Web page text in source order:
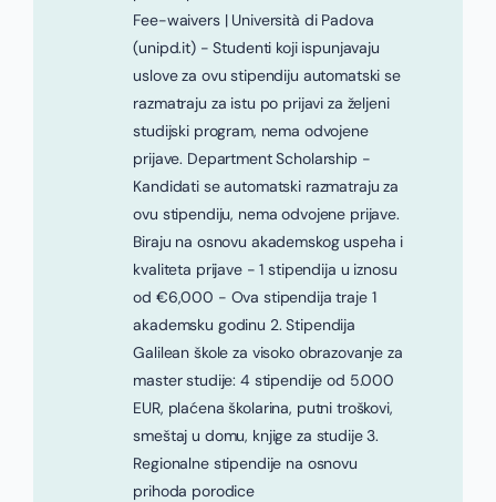
Fee-waivers | Università di Padova
(unipd.it) - Studenti koji ispunjavaju
uslove za ovu stipendiju automatski se
razmatraju za istu po prijavi za željeni
studijski program, nema odvojene
prijave. Department Scholarship -
Kandidati se automatski razmatraju za
ovu stipendiju, nema odvojene prijave.
Biraju na osnovu akademskog uspeha i
kvaliteta prijave - 1 stipendija u iznosu
od €6,000 - Ova stipendija traje 1
akademsku godinu 2. Stipendija
Galilean škole za visoko obrazovanje za
master studije: 4 stipendije od 5.000
EUR, plaćena školarina, putni troškovi,
smeštaj u domu, knjige za studije 3.
Regionalne stipendije na osnovu
prihoda porodice